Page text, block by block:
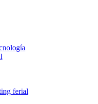
ferial